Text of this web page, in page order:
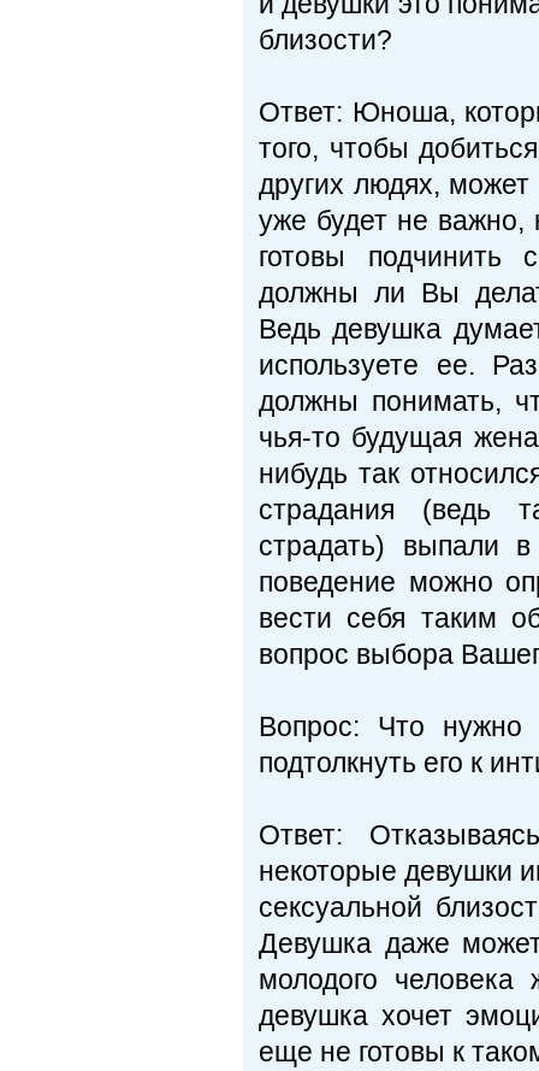
близости?
Ответ: Юноша,
того, чтобы
других людях, может
уже будет не важно,
готовы подчинить
должны ли Вы
Ведь девушка
используете ее.
должны понимать,
чья-то будущая
нибудь так
страдания (ведь
страдать) выпали
поведение можно
вести себя таким
вопрос вы­бора
Вопрос: Что нужно
подтолкнуть его к
Ответ:
некоторые девушки
сексуальной
Девушка даже
молодого
девушка хочет
еще не готовы к